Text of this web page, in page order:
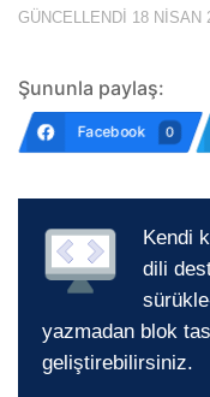
GÜNCELLENDI 18 NISAN
Şununla paylaş:
Facebook 0
Kendi
dili
yazmadan blok
geliştirebilirsiniz.